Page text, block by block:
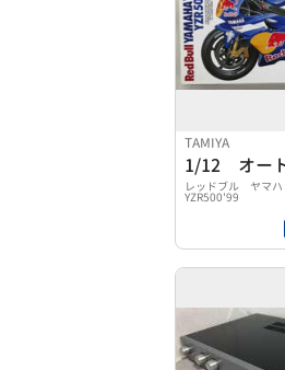
TAMIYA
レッドブル ヤマ
YZR500'99